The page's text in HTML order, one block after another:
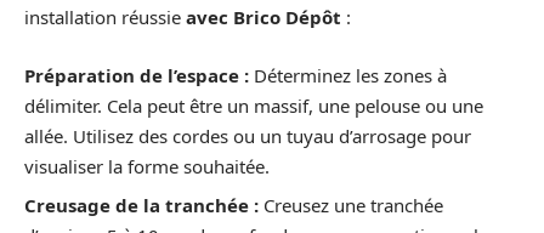
installation réussie avec Brico Dépôt :
Préparation de l’espace : Déterminez les zones à
délimiter. Cela peut être un massif, une pelouse ou une
allée. Utilisez des cordes ou un tuyau d’arrosage pour
visualiser la forme souhaitée.
Creusage de la tranchée : Creusez une tranchée